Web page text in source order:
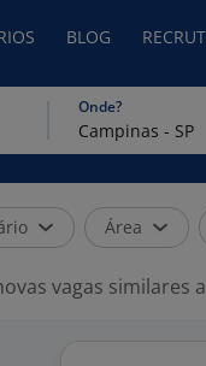
BLOG
Onde?
Área
vagas similares